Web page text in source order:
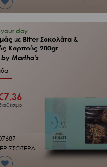
your day
με Bitter Σοκολάτα &
Καρπούς 200gr
by Martha's
7,36